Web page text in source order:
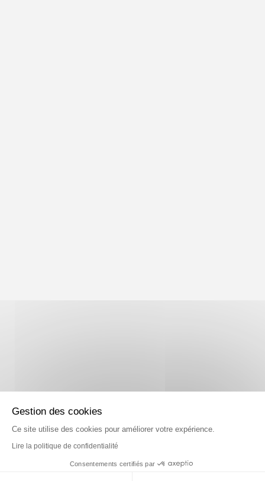
Gestion des cookies
Ce site utilise des cookies pour améliorer votre expérience.
Lire la politique de confidentialité
Consentements certifiés par